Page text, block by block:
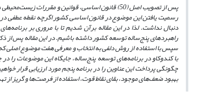
پس از تصویب اصل (50) قانون اساسی، قوانین و
رسمیت یافتن این موضوع در قانون اساسی کشور اگرچه نقطه عطفی
دنبال نداشت. لذا در این مقاله برآن شدیم تا با مروری بر
راهبردهای پنج‌ساله توسعه کشور داشته باشیم. در این مقاله پس
سپسبا استفاده از روش دلفیبه انتخاب و معرفی هفت موضوع
با کند‌و‌کاو در برنامه‌های توسعه پنج‌ساله، جایگاه این موضوعات
چگونگی پرداخت این عناوین را در برنامه پنجم مورد ارزیابی قرار
بهبود ضعف‌های موجود، بقای نقاط قوت، استفاده از فرصت‌ها و گریز از